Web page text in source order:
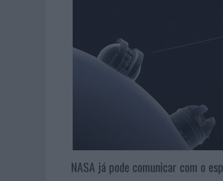
NASA já pode comunicar com o